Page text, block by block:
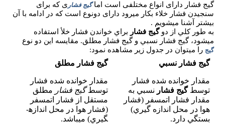
گیج فشار دارای انواع مختلفی است اماگیج فشار ی که برای
سنجیدن فشار خلاء بکار میرود دارای دونوع است که در ادامه با آن
بیشتر آشنا میشویم .
به طور کلي از دوگیج فشار براي خواندن فشار خلأ استفاده
ميشود، گيج فشار نسبي و گيج فشار مطلق. مقايسه اين دو نوع
گيج را ميتوان در جدول زير مشاهده نمود:
گيج فشار نسبي گيج فشار مطلق
مقدار خوانده شده فشار
توسطگيج فشار نسبي به
مقدار فشار اتمسفر (فشار
هوا در محل اندازه گيري)
بستگي دارد.
مقدار خوانده شده فشار
توسطگيج فشار مطلق
مستقل از فشار اتمسفر
(فشار هوا در محل اندازه­
گيري) مي­باشد.